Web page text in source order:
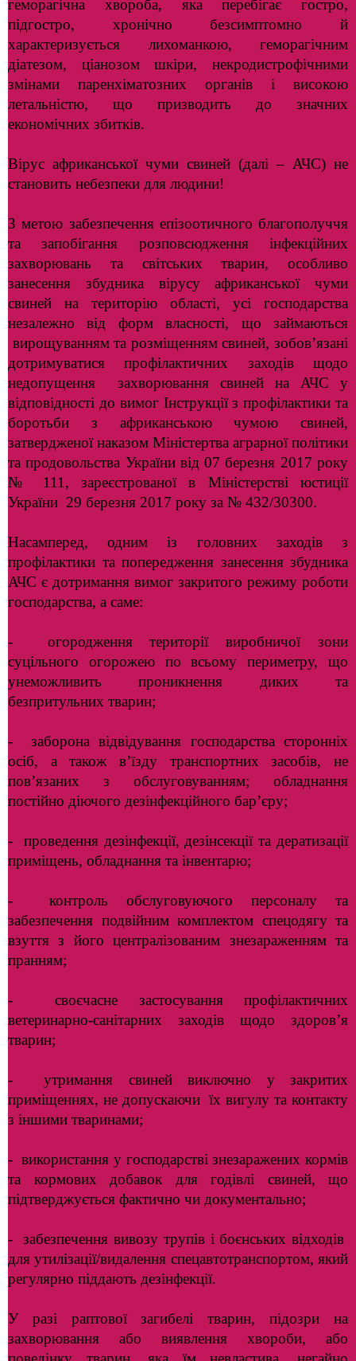
геморагічна хвороба, яка перебігає гостро,
підгостро, хронічно безсимптомно й
характеризується лихоманкою, геморагічним
діатезом, ціанозом шкіри, некродистрофічними
змінами паренхіматозних органів і високою
летальністю, що призводить до значних
економічних збитків.
Вірус африканської чуми свиней (далі – АЧС) не
становить небезпеки для людини!
З метою забезпечення епізоотичного благополуччя
та запобігання розповсюдження інфекційних
захворювань та світських тварин, особливо
занесення збудника вірусу африканської чуми
свиней на територію області, усі господарства
незалежно від форм власності, що займаються
вирощуванням та розміщенням свиней, зобов’язані
дотримуватися профілактичних заходів щодо
недопущення захворювання свиней на АЧС у
відповідності до вимог Інструкції з профілактики та
боротьби з африканською чумою свиней,
затвердженої наказом Міністертва аграрної політики
та продовольства України від 07 березня 2017 року
№ 111, зареєстрованої в Міністерстві юстиції
України 29 березня 2017 року за № 432/30300.
Насамперед, одним із головних заходів з
профілактики та попередження занесення збудника
АЧС є дотримання вимог закритого режиму роботи
господарства, а саме:
- огородження території виробничої зони
суцільного огорожею по всьому периметру, що
унеможливить проникнення диких та
безпритульних тварин;
- заборона відвідування господарства сторонніх
осіб, а також в’їзду транспортних засобів, не
пов’язаних з обслуговуванням; обладнання
постійно діючого дезінфекційного бар’єру;
- проведення дезінфекції, дезінсекції та дератизації
приміщень, обладнання та інвентарю;
- контроль обслуговуючого персоналу та
забезпечення подвійним комплектом спецодягу та
взуття з його централізованим знезараженням та
пранням;
- своєчасне застосування профілактичних
ветеринарно-санітарних заходів щодо здоров’я
тварин;
- утримання свиней виключно у закритих
приміщеннях, не допускаючиїх вигулу та контакту
з іншими тваринами;
- використання у господарстві знезаражених кормів
та кормових добавок для годівлі свиней, що
підтверджується фактично чи документально;
- забезпечення вивозу трупів і боєнських відходів
для утилізації/видалення спецавтотранспортом, який
регулярно піддають дезінфекції.
У разі раптової загибелі тварин, підозри на
захворювання або виявлення хвороби, або